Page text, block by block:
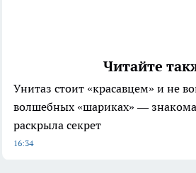
Читайте
Унитаз стоит «красавцем» и не
волшебных «шариках» —
раскрыла секрет
16:34